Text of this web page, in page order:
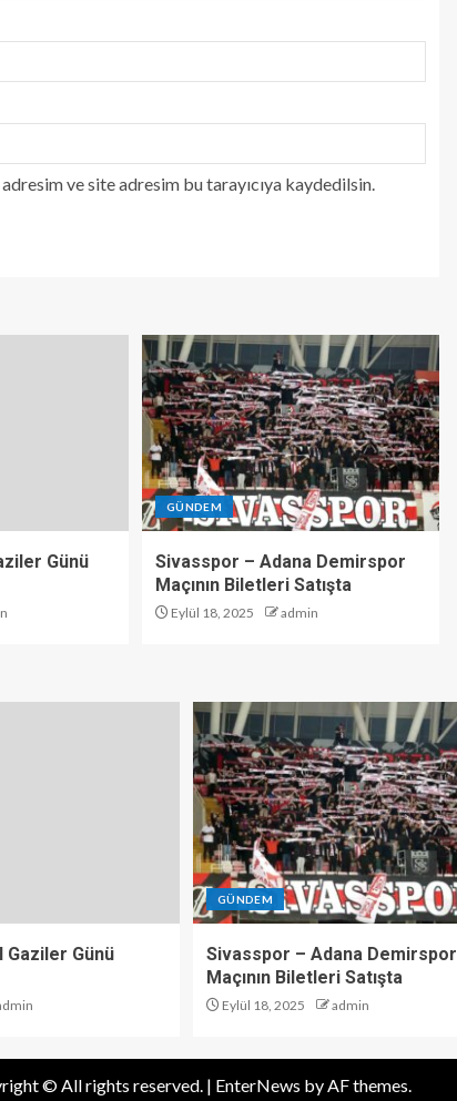
ve site adresim bu tarayıcıya kaydedilsin.
Günü
GÜNDEM
Sivasspor – Adana Demirspor
Maçının Biletleri Satışta
Eylül 18, 2025 admin
Gaziler Günü
GÜNDEM
Sivasspor – Adana Demirspor
Maçının Biletleri Satışta
Eylül 18, 2025 admin
© All rights reserved. | EnterNews by AF themes.